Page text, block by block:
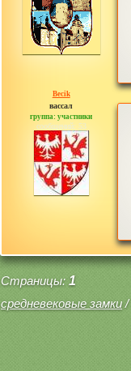
Becik
вассал
группа: участники
сообщений: 53
Страницы: 1
средневековые замки/